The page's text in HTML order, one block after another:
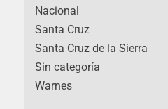
Nacional
Santa Cruz
Santa Cruz de la Sierra
Sin categoría
Warnes